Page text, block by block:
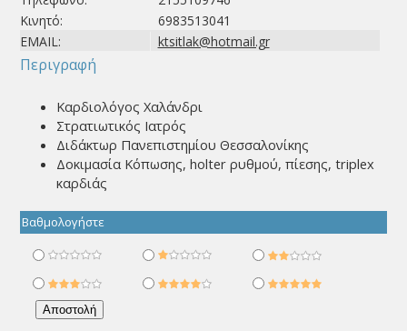
Κινητό:
6983513041
EMAIL:
ktsitlak@hotmail.gr
Περιγραφή
Καρδιολόγος Χαλάνδρι
Στρατιωτικός Ιατρός
Διδάκτωρ Πανεπιστημίου Θεσσαλονίκης
Δοκιμασία Κόπωσης, holter ρυθμού, πίεσης, triplex
καρδιάς
Βαθμολογήστε